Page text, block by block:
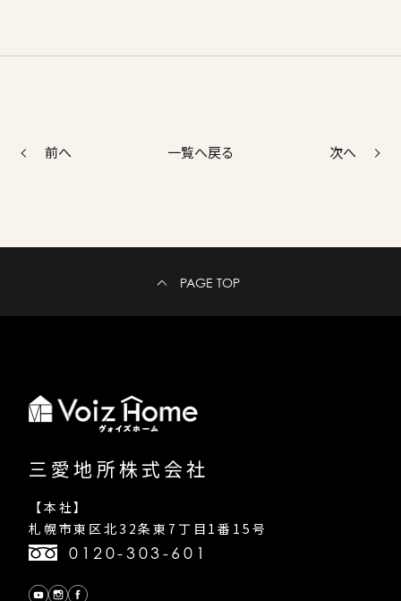
前へ 一覧へ戻る 次へ
PAGE TOP
三愛地所株式会社
【本社】
札幌市東区北32条東7丁目1番15号
0120-303-601